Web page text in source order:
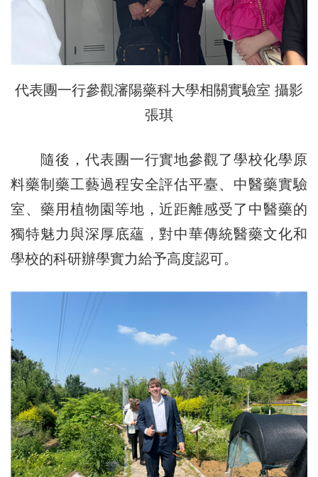
代表團一行參觀瀋陽藥科大學相關實驗室 攝影
張琪
隨後，代表團一行實地參觀了學校化學原
料藥制藥工藝過程安全評估平臺、中醫藥實驗
室、藥用植物園等地，近距離感受了中醫藥的
獨特魅力與深厚底蘊，對中華傳統醫藥文化和
學校的科研辦學實力給予高度認可。